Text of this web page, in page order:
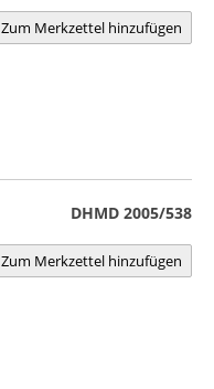
Zum Merkzettel hinzufügen
DHMD 2005/538
Zum Merkzettel hinzufügen